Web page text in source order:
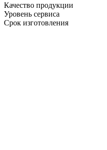
Качество продукции
Уровень сервиса
Срок изготовления